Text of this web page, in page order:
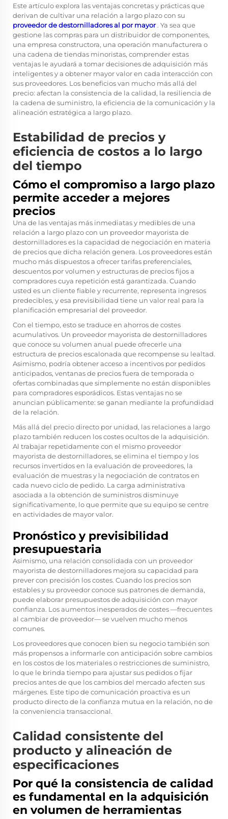
Este artículo explora las ventajas concretas y prácticas que
derivan de cultivar una relación a largo plazo con su
proveedor de destornilladores al por mayor. Ya sea que
gestione las compras para un distribuidor de componentes,
una empresa constructora, una operación manufacturera o
una cadena de tiendas minoristas, comprender estas
ventajas le ayudará a tomar decisiones de adquisición más
inteligentes y a obtener mayor valor en cada interacción con
sus proveedores. Los beneficios van mucho más allá del
precio: afectan la consistencia de la calidad, la resiliencia de
la cadena de suministro, la eficiencia de la comunicación y la
alineación estratégica a largo plazo.
Estabilidad de precios y
eficiencia de costos a lo largo
del tiempo
Cómo el compromiso a largo plazo
permite acceder a mejores
precios
Una de las ventajas más inmediatas y medibles de una
relación a largo plazo con un proveedor mayorista de
destornilladores es la capacidad de negociación en materia
de precios que dicha relación genera. Los proveedores están
mucho más dispuestos a ofrecer tarifas preferenciales,
descuentos por volumen y estructuras de precios fijos a
compradores cuya repetición está garantizada. Cuando
usted es un cliente fiable y recurrente, representa ingresos
predecibles, y esa previsibilidad tiene un valor real para la
planificación empresarial del proveedor.
Con el tiempo, esto se traduce en ahorros de costes
acumulativos. Un proveedor mayorista de destornilladores
que conoce su volumen anual puede ofrecerle una
estructura de precios escalonada que recompense su lealtad.
Asimismo, podría obtener acceso a incentivos por pedidos
anticipados, ventanas de precios fuera de temporada o
ofertas combinadas que simplemente no están disponibles
para compradores esporádicos. Estas ventajas no se
anuncian públicamente: se ganan mediante la profundidad
de la relación.
Más allá del precio directo por unidad, las relaciones a largo
plazo también reducen los costes ocultos de la adquisición.
Al trabajar repetidamente con el mismo proveedor
mayorista de destornilladores, se elimina el tiempo y los
recursos invertidos en la evaluación de proveedores, la
evaluación de muestras y la negociación de contratos en
cada nuevo ciclo de pedido. La carga administrativa
asociada a la obtención de suministros disminuye
significativamente, lo que permite que su equipo se centre
en actividades de mayor valor.
Pronóstico y previsibilidad
presupuestaria
Asimismo, una relación consolidada con un proveedor
mayorista de destornilladores mejora su capacidad para
prever con precisión los costes. Cuando los precios son
estables y su proveedor conoce sus patrones de demanda,
puede elaborar presupuestos de adquisición con mayor
confianza. Los aumentos inesperados de costes —frecuentes
al cambiar de proveedor— se vuelven mucho menos
comunes.
Los proveedores que conocen bien su negocio también son
más propensos a informarle con anticipación sobre cambios
en los costos de los materiales o restricciones de suministro,
lo que le brinda tiempo para ajustar sus pedidos o fijar
precios antes de que los cambios del mercado afecten sus
márgenes. Este tipo de comunicación proactiva es un
producto directo de la confianza mutua en la relación, no de
la conveniencia transaccional.
Calidad consistente del
producto y alineación de
especificaciones
Por qué la consistencia de calidad
es fundamental en la adquisición
en volumen de herramientas